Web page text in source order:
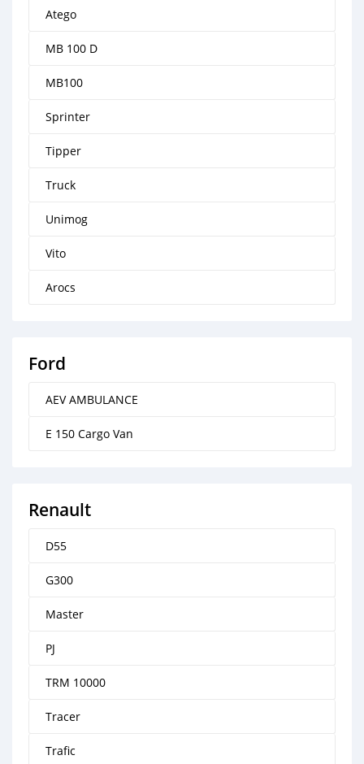
Atego
MB 100 D
MB100
Sprinter
Tipper
Truck
Unimog
Vito
Arocs
Ford
AEV AMBULANCE
E 150 Cargo Van
Renault
D55
G300
Master
PJ
TRM 10000
Tracer
Trafic